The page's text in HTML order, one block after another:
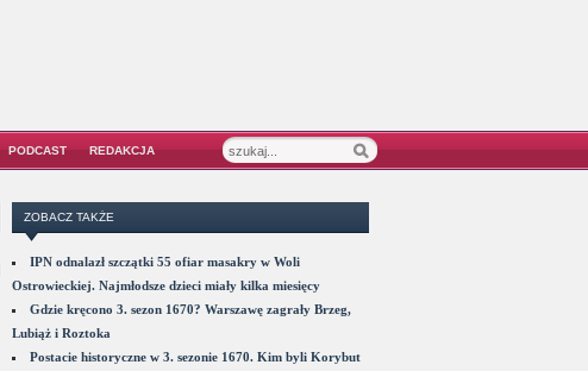
PODCAST REDAKCJA
ZOBACZ TAKŻE
IPN odnalazł szczątki 55 ofiar masakry w Woli
Ostrowieckiej. Najmłodsze dzieci miały kilka miesięcy
Gdzie kręcono 3. sezon 1670? Warszawę zagrały Brzeg,
Lubiąż i Roztoka
Postacie historyczne w 3. sezonie 1670. Kim byli Korybut